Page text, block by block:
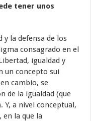
tener unos
y la defensa de los
consagrado en el
igualdad y
un concepto sui
cambio, se
de la igualdad (que
Y, a nivel conceptual,
la que la